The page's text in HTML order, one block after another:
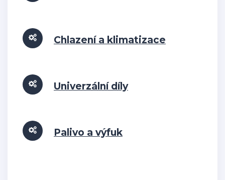
Chlazení a klimatizace
Univerzální díly
Palivo a výfuk